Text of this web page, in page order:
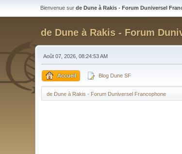
Bienvenue sur de Dune à Rakis - Forum Duniversel
de Dune à Rakis - Forum
Août 07, 2026, 08:24:53 AM
Accueil Blog Dune SF
de Dune à Rakis - Forum Duniversel Francophone